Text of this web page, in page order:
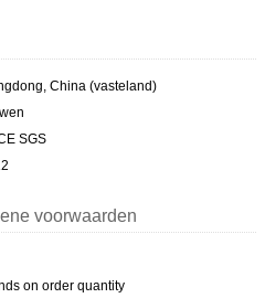
China (vasteland)
SGS
voorwaarden
on order quantity